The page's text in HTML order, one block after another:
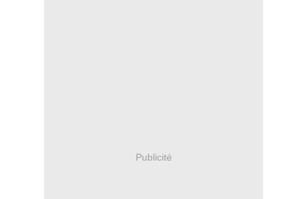
Publicité